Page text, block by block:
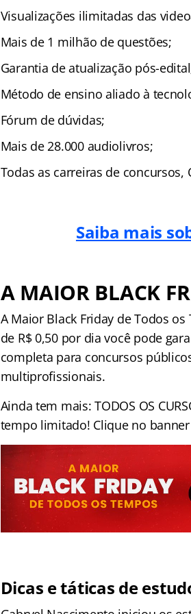
Visualizações ilimitadas das
Mais de 1 milhão de questões;
Garantia de atualização pós-
Método de ensino aliado à
Fórum de dúvidas;
Mais de 28.000 audiolivros;
Todas as carreiras de concursos,
Saiba mais
A MAIOR BLACK
A Maior Black Friday de Todos
de R$ 0,50 por dia você pode
completa para concursos
multiprofissionais.
Ainda tem mais: TODOS OS
tempo limitado! Clique no
Dicas e táticas de